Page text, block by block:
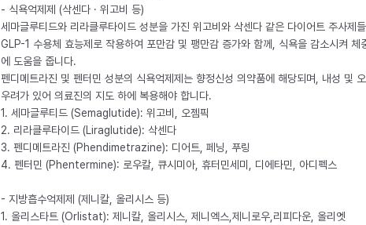
- 식욕억제제 (삭센다 · 위고비 등)
세마글루티드와 리라클루타이드 성분을 가진 위고비와 삭센다 같은 다이어트 주사제
GLP-1 수용체 효능제로 작용하여 포만감 및 팽만감 증가와 함께, 식욕을 감소시켜 체
에 도움을 줍니다.
펜디메트라진 및 펜터민 성분의 식욕억제제는 향정신성 의약품에 해당되며, 내성 및 오
우려가 있어 의료진의 지도 하에 복용해야 합니다.
1. 세마글루티드 (Semaglutide): 위고비, 오젬픽
2. 리라클루타이드 (Liraglutide): 삭센다
3. 펜디메트라진 (Phendimetrazine): 디어트, 페닝, 푸링
4. 펜터민 (Phentermine): 로우칼, 큐시미아, 휴터민세미, 디에타민, 아디펙스
- 지방흡수억제제 (제니칼, 올리시스 등)
1. 올리스타트 (Orlistat): 제니칼, 올리시스, 제니엑스,제니로우,리피다운, 올리엣